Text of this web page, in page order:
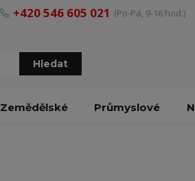
Hledat
+420 546 605 021 (Po-Pá, 9-16 hod.)
Zemědělské Průmyslové